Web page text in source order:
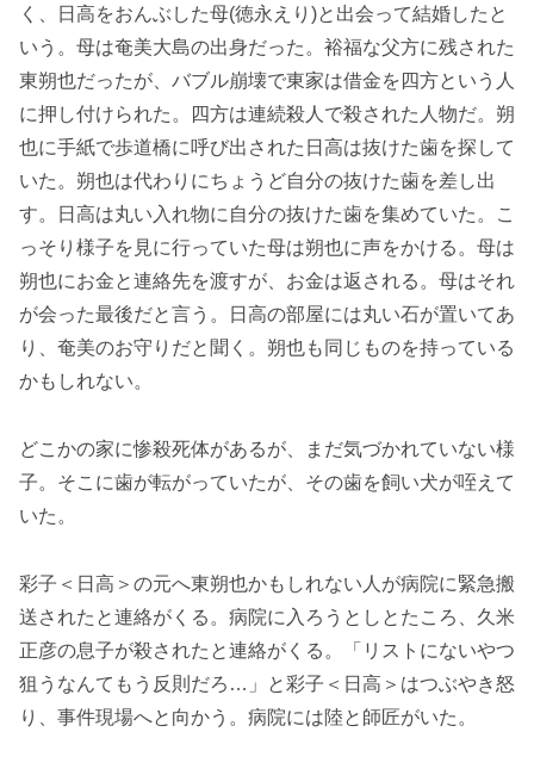
く、日高をおんぶした母(徳永えり)と出会って結婚したと
いう。母は奄美大島の出身だった。裕福な父方に残された
東朔也だったが、バブル崩壊で東家は借金を四方という人
に押し付けられた。四方は連続殺人で殺された人物だ。朔
也に手紙で歩道橋に呼び出された日高は抜けた歯を探して
いた。朔也は代わりにちょうど自分の抜けた歯を差し出
す。日高は丸い入れ物に自分の抜けた歯を集めていた。こ
っそり様子を見に行っていた母は朔也に声をかける。母は
朔也にお金と連絡先を渡すが、お金は返される。母はそれ
が会った最後だと言う。日高の部屋には丸い石が置いてあ
り、奄美のお守りだと聞く。朔也も同じものを持っている
かもしれない。
どこかの家に惨殺死体があるが、まだ気づかれていない様
子。そこに歯が転がっていたが、その歯を飼い犬が咥えて
いた。
彩子＜日高＞の元へ東朔也かもしれない人が病院に緊急搬
送されたと連絡がくる。病院に入ろうとしとたころ、久米
正彦の息子が殺されたと連絡がくる。「リストにないやつ
狙うなんてもう反則だろ…」と彩子＜日高＞はつぶやき怒
り、事件現場へと向かう。病院には陸と師匠がいた。